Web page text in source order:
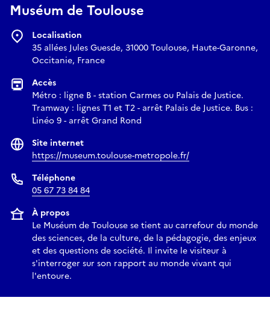
Muséum de Toulouse
Localisation
35 allées Jules Guesde, 31000 Toulouse, Haute-Garonne,
Occitanie, France
Accès
Métro : ligne B - station Carmes ou Palais de Justice.
Tramway : lignes T1 et T2 - arrêt Palais de Justice. Bus :
Linéo 9 - arrêt Grand Rond
Site internet
https://museum.toulouse-metropole.fr/
Téléphone
05 67 73 84 84
À propos
Le Muséum de Toulouse se tient au carrefour du monde
des sciences, de la culture, de la pédagogie, des enjeux
et des questions de société. Il invite le visiteur à
s'interroger sur son rapport au monde vivant qui
l'entoure.